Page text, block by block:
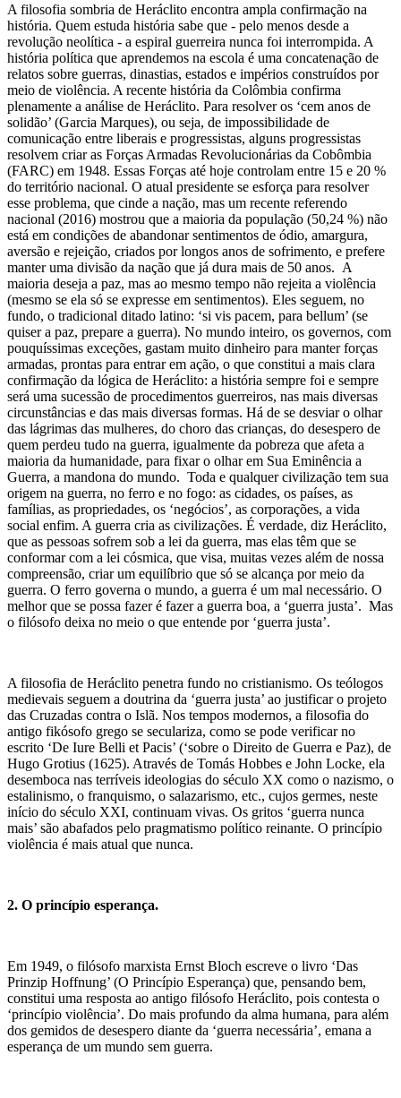
A filosofia sombria de Heráclito encontra ampla confirmação na
história. Quem estuda história sabe que - pelo menos desde a
revolução neolítica - a espiral guerreira nunca foi interrompida. A
história política que aprendemos na escola é uma concatenação de
relatos sobre guerras, dinastias, estados e impérios construídos por
meio de violência. A recente história da Colômbia confirma
plenamente a análise de Heráclito. Para resolver os ‘cem anos de
solidão’ (Garcia Marques), ou seja, de impossibilidade de
comunicação entre liberais e progressistas, alguns progressistas
resolvem criar as Forças Armadas Revolucionárias da Cobômbia
(FARC) em 1948. Essas Forças até hoje controlam entre 15 e 20 %
do território nacional. O atual presidente se esforça para resolver
esse problema, que cinde a nação, mas um recente referendo
nacional (2016) mostrou que a maioria da população (50,24 %) não
está em condições de abandonar sentimentos de ódio, amargura,
aversão e rejeição, criados por longos anos de sofrimento, e prefere
manter uma divisão da nação que já dura mais de 50 anos. A
maioria deseja a paz, mas ao mesmo tempo não rejeita a violência
(mesmo se ela só se expresse em sentimentos). Eles seguem, no
fundo, o tradicional ditado latino: ‘si vis pacem, para bellum’ (se
quiser a paz, prepare a guerra). No mundo inteiro, os governos, com
pouquíssimas exceções, gastam muito dinheiro para manter forças
armadas, prontas para entrar em ação, o que constitui a mais clara
confirmação da lógica de Heráclito: a história sempre foi e sempre
será uma sucessão de procedimentos guerreiros, nas mais diversas
circunstâncias e das mais diversas formas. Há de se desviar o olhar
das lágrimas das mulheres, do choro das crianças, do desespero de
quem perdeu tudo na guerra, igualmente da pobreza que afeta a
maioria da humanidade, para fixar o olhar em Sua Eminência a
Guerra, a mandona do mundo. Toda e qualquer civilização tem sua
origem na guerra, no ferro e no fogo: as cidades, os países, as
famílias, as propriedades, os ‘negócios’, as corporações, a vida
social enfim. A guerra cria as civilizações. É verdade, diz Heráclito,
que as pessoas sofrem sob a lei da guerra, mas elas têm que se
conformar com a lei cósmica, que visa, muitas vezes além de nossa
compreensão, criar um equilíbrio que só se alcança por meio da
guerra. O ferro governa o mundo, a guerra é um mal necessário. O
melhor que se possa fazer é fazer a guerra boa, a ‘guerra justa’. Mas
o filósofo deixa no meio o que entende por ‘guerra justa’.
A filosofia de Heráclito penetra fundo no cristianismo. Os teólogos
medievais seguem a doutrina da ‘guerra justa’ ao justificar o projeto
das Cruzadas contra o Islã. Nos tempos modernos, a filosofia do
antigo fikósofo grego se seculariza, como se pode verificar no
escrito ‘De Iure Belli et Pacis’ (‘sobre o Direito de Guerra e Paz), de
Hugo Grotius (1625). Através de Tomás Hobbes e John Locke, ela
desemboca nas terríveis ideologias do século XX como o nazismo, o
estalinismo, o franquismo, o salazarismo, etc., cujos germes, neste
início do século XXI, continuam vivas. Os gritos ‘guerra nunca
mais’ são abafados pelo pragmatismo político reinante. O princípio
violência é mais atual que nunca.
2. O princípio esperança.
Em 1949, o filósofo marxista Ernst Bloch escreve o livro ‘Das
Prinzip Hoffnung’ (O Princípio Esperança) que, pensando bem,
constitui uma resposta ao antigo filósofo Heráclito, pois contesta o
‘princípio violência’. Do mais profundo da alma humana, para além
dos gemidos de desespero diante da ‘guerra necessária’, emana a
esperança de um mundo sem guerra.